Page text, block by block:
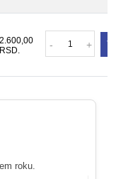
uređaja bez
2.600,00
RSD.
- +
roku.